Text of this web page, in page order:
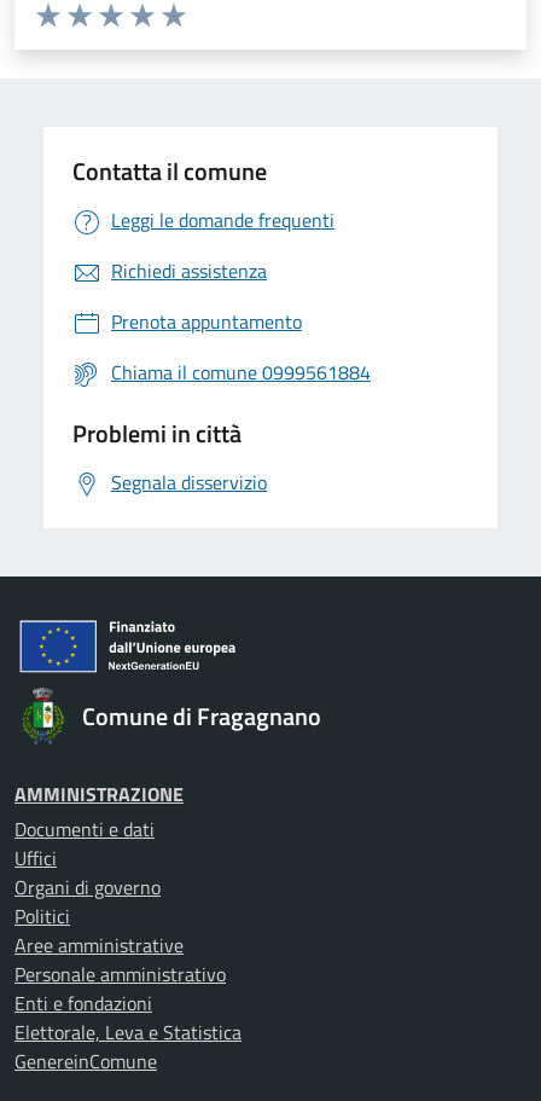
Valuta da 1 a 5 stelle la pagina
Valuta 5 stelle su 5
Valuta 4 stelle su 5
Valuta 3 stelle su 5
Valuta 2 stelle su 5
Valuta 1 stelle su 5
Contatta il comune
Leggi le domande frequenti
Richiedi assistenza
Prenota appuntamento
Chiama il comune 0999561884
Problemi in città
Segnala disservizio
Comune di Fragagnano
AMMINISTRAZIONE
Documenti e dati
Uffici
Organi di governo
Politici
Aree amministrative
Personale amministrativo
Enti e fondazioni
Elettorale, Leva e Statistica
GenereinComune